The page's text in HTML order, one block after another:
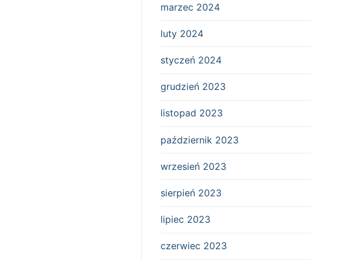
marzec 2024
luty 2024
styczeń 2024
grudzień 2023
listopad 2023
październik 2023
wrzesień 2023
sierpień 2023
lipiec 2023
czerwiec 2023